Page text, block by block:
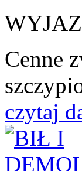
Cenne
czytaj